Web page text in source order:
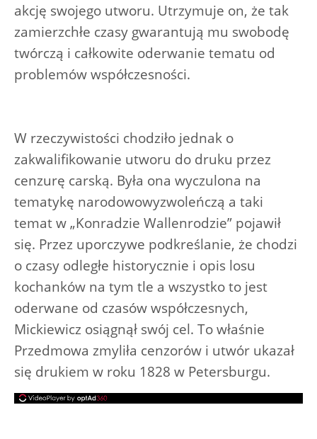
akcję swojego utworu. Utrzymuje on, że tak
zamierzchłe czasy gwarantują mu swobodę
twórczą i całkowite oderwanie tematu od
problemów współczesności.
W rzeczywistości chodziło jednak o
zakwalifikowanie utworu do druku przez
cenzurę carską. Była ona wyczulona na
tematykę narodowowyzwoleńczą a taki
temat w „Konradzie Wallenrodzie” pojawił
się. Przez uporczywe podkreślanie, że chodzi
o czasy odległe historycznie i opis losu
kochanków na tym tle a wszystko to jest
oderwane od czasów współczesnych,
Mickiewicz osiągnął swój cel. To właśnie
Przedmowa zmyliła cenzorów i utwór ukazał
się drukiem w roku 1828 w Petersburgu.